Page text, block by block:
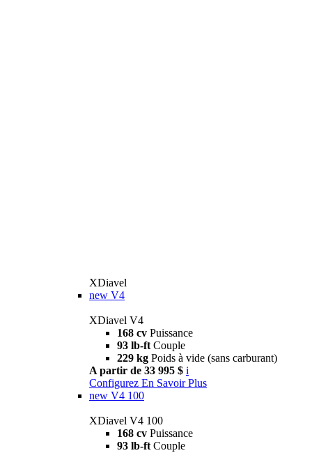
XDiavel
new V4
XDiavel V4
168 cv Puissance
93 lb-ft Couple
229 kg Poids à vide (sans carburant)
A partir de 33 995 $ i
Configurez En Savoir Plus
new V4 100
XDiavel V4 100
168 cv Puissance
93 lb-ft Couple